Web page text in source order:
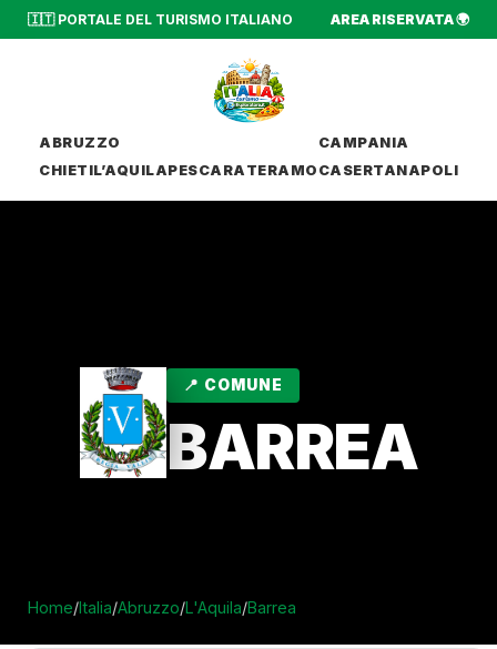
🇮🇹 PORTALE DEL TURISMO ITALIANO AREA RISERVATA 🌍
ABRUZZO
CHIETIL’AQUILAPESCARA TERAMO
CAMPANIA
CASERTANAPOLI
📍 COMUNE
BARREA
Home/Italia/Abruzzo/L'Aquila/Barrea